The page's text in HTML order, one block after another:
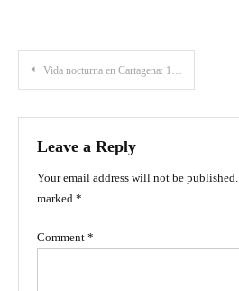
Post
navigation
Vida nocturna en Cartagena: 10 mejores planes que no puedes perderte en la ciudad
Leave a Reply
Your email address will not be published.
marked *
Comment *